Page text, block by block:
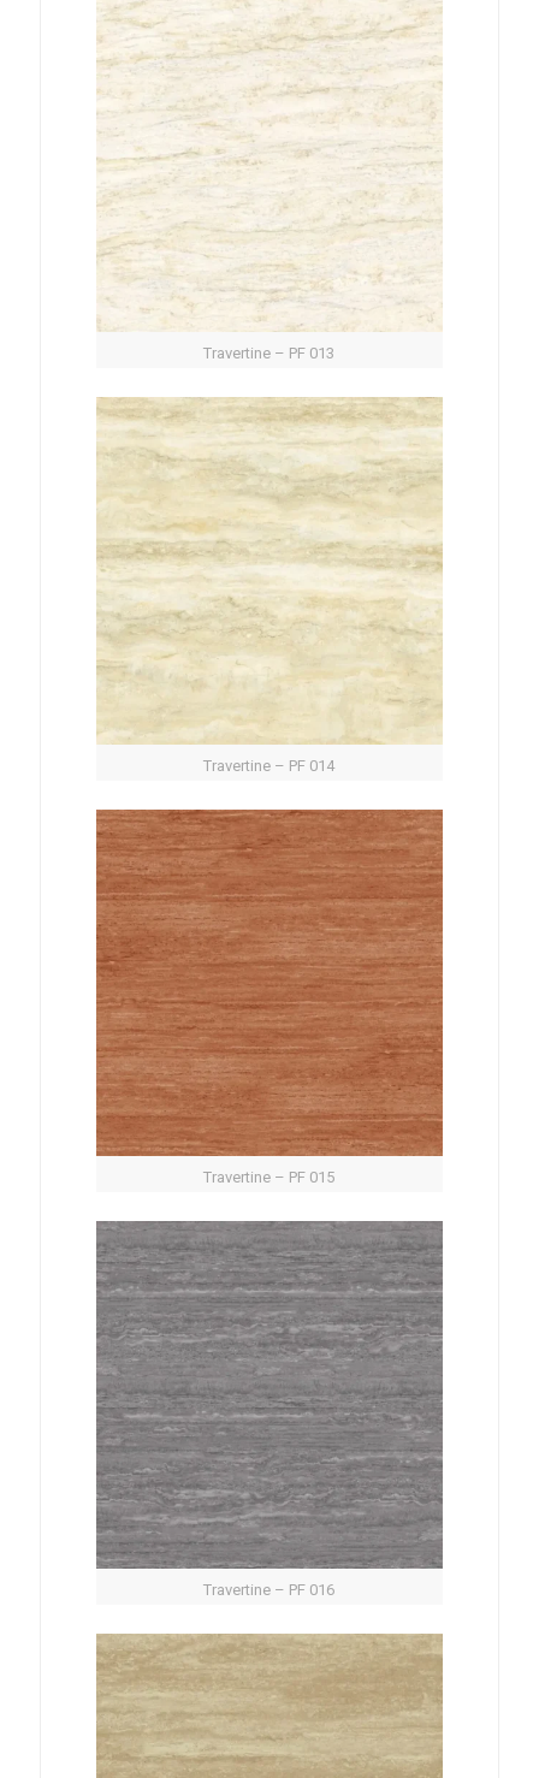
Travertine – PF 013
Travertine – PF 014
Travertine – PF 015
Travertine – PF 016